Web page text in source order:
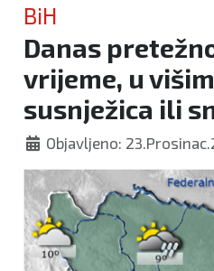
BiH
Danas
vrijeme, u
susnježica ili
Objavljeno: